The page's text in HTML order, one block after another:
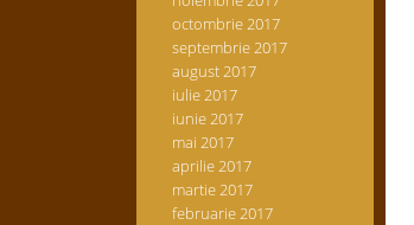
octombrie 2017
septembrie 2017
august 2017
iulie 2017
iunie 2017
mai 2017
aprilie 2017
martie 2017
februarie 2017